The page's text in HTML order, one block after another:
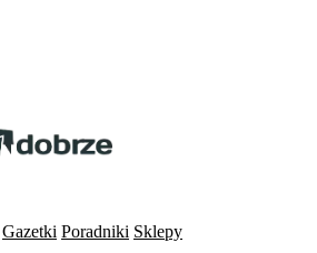
Gazetki Poradniki Sklepy